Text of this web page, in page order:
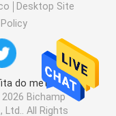
de fita
serra de fita
de fita
Desktop Site
do metal do
Bichamp
Ltd.. All Rights